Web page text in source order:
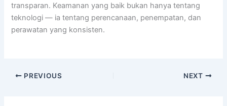
transparan. Keamanan yang baik bukan hanya tentang
teknologi — ia tentang perencanaan, penempatan, dan
perawatan yang konsisten.
PREVIOUS NEXT